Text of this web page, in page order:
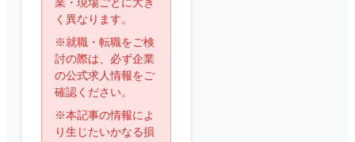
業・現場ごとに大き
く異なります。
※就職・転職をご検
討の際は、必ず企業
の公式求人情報をご
確認ください。
※本記事の情報によ
り生じたいかなる損